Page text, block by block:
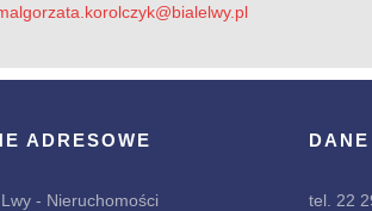
ADRESOWE
Lwy - Nieruchomości
tel. 22